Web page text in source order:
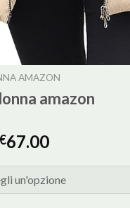
AMAZON
amazon
€67.00